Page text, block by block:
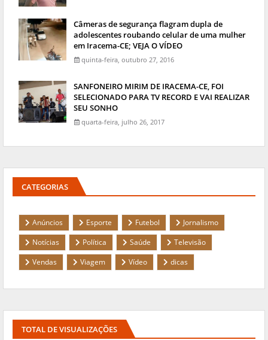
Câmeras de segurança flagram dupla de
adolescentes roubando celular de uma mulher
em Iracema-CE; VEJA O VÍDEO
quinta-feira, outubro 27, 2016
SANFONEIRO MIRIM DE IRACEMA-CE, FOI
SELECIONADO PARA TV RECORD E VAI REALIZAR
SEU SONHO
quarta-feira, julho 26, 2017
CATEGORIAS
Anúncios Esporte Futebol
Jornalismo
Notícias
Política Saúde
Televisão
Vendas
Viagem Vídeo dicas
TOTAL DE VISUALIZAÇÕES